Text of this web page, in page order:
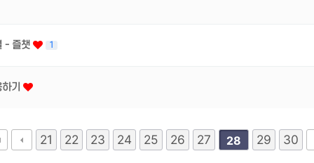
- 즐챗 1
기
21 22 23 24 25 26 27 28 29 30